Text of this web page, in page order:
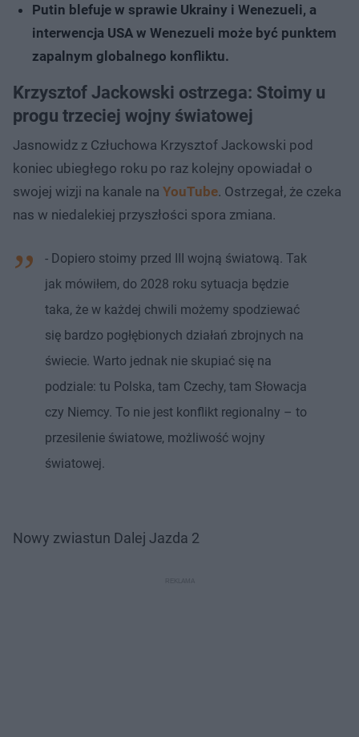
Putin blefuje w sprawie Ukrainy i Wenezueli, a
interwencja USA w Wenezueli może być punktem
zapalnym globalnego konfliktu.
Krzysztof Jackowski ostrzega: Stoimy u
progu trzeciej wojny światowej
Jasnowidz z Człuchowa Krzysztof Jackowski pod
koniec ubiegłego roku po raz kolejny opowiadał o
swojej wizji na kanale na YouTube. Ostrzegał, że czeka
nas w niedalekiej przyszłości spora zmiana.
- Dopiero stoimy przed III wojną światową. Tak
jak mówiłem, do 2028 roku sytuacja będzie
taka, że w każdej chwili możemy spodziewać
się bardzo pogłębionych działań zbrojnych na
świecie. Warto jednak nie skupiać się na
podziale: tu Polska, tam Czechy, tam Słowacja
czy Niemcy. To nie jest konflikt regionalny – to
przesilenie światowe, możliwość wojny
światowej.
Nowy zwiastun Dalej Jazda 2